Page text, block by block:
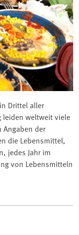
Drittel aller
leiden weltweit viele
der
die Lebensmittel,
jedes Jahr im
von Lebensmitteln